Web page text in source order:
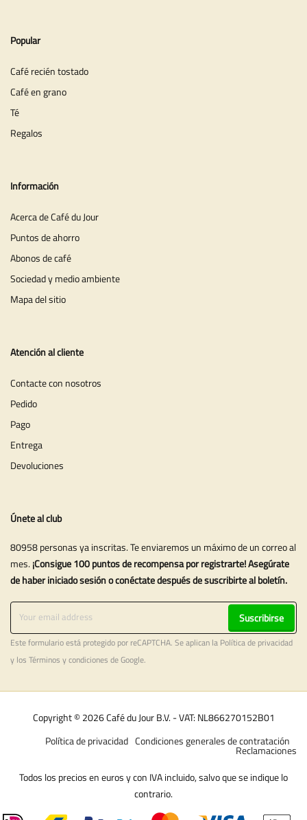
Popular
Café recién tostado
Café en grano
Té
Regalos
Información
Acerca de Café du Jour
Puntos de ahorro
Abonos de café
Sociedad y medio ambiente
Mapa del sitio
Atención al cliente
Contacte con nosotros
Pedido
Pago
Entrega
Devoluciones
Únete al club
80958 personas ya inscritas. Te enviaremos un máximo de un correo al
mes. ¡Consigue 100 puntos de recompensa por registrarte! Asegúrate
de haber iniciado sesión o conéctate después de suscribirte al boletín.
Suscribirse
Este formulario está protegido por reCAPTCHA. Se aplican la Política de privacidad
y los Términos y condiciones de Google.
Copyright © 2026 Café du Jour B.V. - VAT: NL866270152B01
Condiciones generales de contratación
Política de privacidad
Reclamaciones
Todos los precios en euros y con IVA incluido, salvo que se indique lo
contrario.